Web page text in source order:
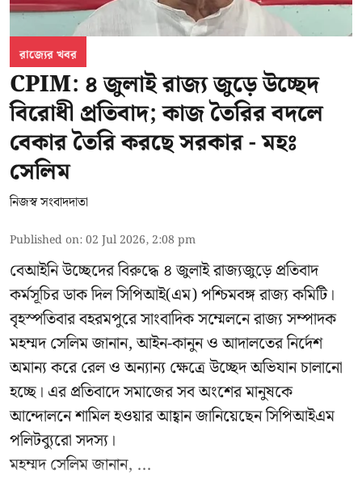
রাজ্যের খবর
CPIM: ৪ জুলাই রাজ্য জুড়ে উচ্ছেদ
বিরোধী প্রতিবাদ; কাজ তৈরির বদলে
বেকার তৈরি করছে সরকার - মহঃ
সেলিম
নিজস্ব সংবাদদাতা
Published on:02 Jul 2026, 2:08 pm
বেআইনি উচ্ছেদের বিরুদ্ধে ৪ জুলাই রাজ্যজুড়ে প্রতিবাদ
কর্মসূচির ডাক দিল সিপিআই(এম) পশ্চিমবঙ্গ রাজ্য কমিটি।
বৃহস্পতিবার বহরমপুরে সাংবাদিক সম্মেলনে রাজ্য সম্পাদক
মহম্মদ সেলিম জানান, আইন-কানুন ও আদালতের নির্দেশ
অমান্য করে রেল ও অন্যান্য ক্ষেত্রে উচ্ছেদ অভিযান চালানো
হচ্ছে। এর প্রতিবাদে সমাজের সব অংশের মানুষকে
আন্দোলনে শামিল হওয়ার আহ্বান জানিয়েছেন সিপিআইএম
পলিটব্যুরো সদস্য।
মহম্মদ সেলিম জানান, ...